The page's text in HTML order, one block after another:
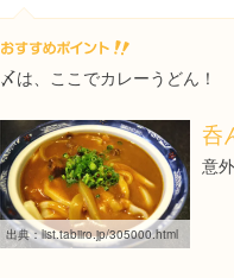
〆は、ここでカレーうどん！
出典：list.tabiiro.jp/305000.html
呑
意